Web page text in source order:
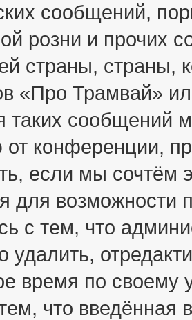
сообщений,
розни и прочих
страны, страны,
«Про Трамвай»
таких сообщений
конференции,
если мы
для возможности
с тем, что
удалить,
время по своему
что